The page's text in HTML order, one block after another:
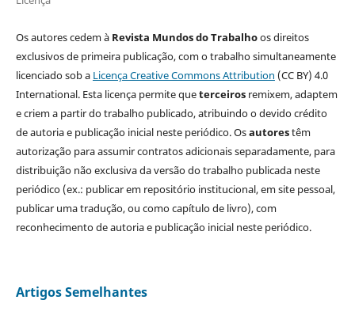
Os autores cedem à Revista Mundos do Trabalhoos direitos
exclusivos de primeira publicação, com o trabalho simultaneamente
licenciado sob a Licença Creative Commons Attribution (CC BY) 4.0
International. Esta licença permite queterceirosremixem, adaptem
e criem a partir do trabalho publicado, atribuindo o devido crédito
de autoria e publicação inicial neste periódico. Osautorestêm
autorização para assumir contratos adicionais separadamente, para
distribuição não exclusiva da versão do trabalho publicada neste
periódico (ex.: publicar em repositório institucional, em site pessoal,
publicar uma tradução, ou como capítulo de livro), com
reconhecimento de autoria e publicação inicial neste periódico.
Artigos Semelhantes